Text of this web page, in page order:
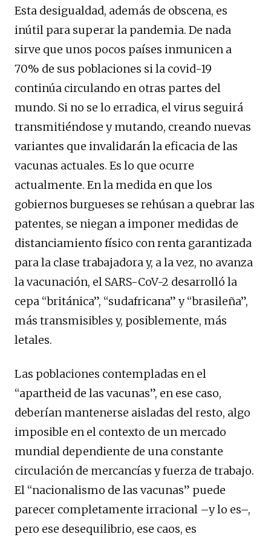
Esta desigualdad, además de obscena, es
inútil para superar la pandemia. De nada
sirve que unos pocos países inmunicen a
70% de sus poblaciones si la covid-19
continúa circulando en otras partes del
mundo. Si no se lo erradica, el virus seguirá
transmitiéndose y mutando, creando nuevas
variantes que invalidarán la eficacia de las
vacunas actuales. Es lo que ocurre
actualmente. En la medida en que los
gobiernos burgueses se rehúsan a quebrar las
patentes, se niegan a imponer medidas de
distanciamiento físico con renta garantizada
para la clase trabajadora y, a la vez, no avanza
la vacunación, el SARS-CoV-2 desarrolló la
cepa “británica”, “sudafricana” y “brasileña”,
más transmisibles y, posiblemente, más
letales.
Las poblaciones contempladas en el
“apartheid de las vacunas”, en ese caso,
deberían mantenerse aisladas del resto, algo
imposible en el contexto de un mercado
mundial dependiente de una constante
circulación de mercancías y fuerza de trabajo.
El “nacionalismo de las vacunas” puede
parecer completamente irracional –y lo es–,
pero ese desequilibrio, ese caos, es